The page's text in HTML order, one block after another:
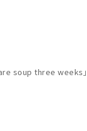
soup three weeks